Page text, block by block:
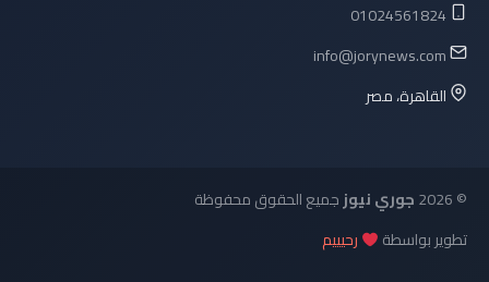
01024561824
info@jorynews.com
القاهرة، مصر
© 2026 جوري نيوزجميع الحقوق محفوظة
تطوير بواسطة
رحيييم